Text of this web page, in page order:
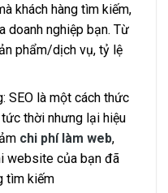
khách hàng tìm kiếm,
doanh nghiệp bạn. Từ
phẩm/dịch vụ, tỷ lệ
SEO là một cách thức
thời nhưng lại hiệu
chi phí làm web,
website của bạn đã
tìm kiếm